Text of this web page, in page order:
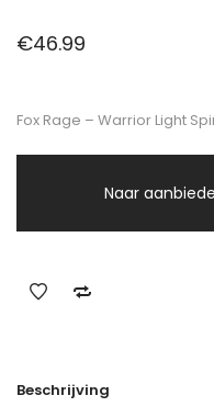
€46.99
Fox Rage – Warrior Light
Naar
Beschrijving